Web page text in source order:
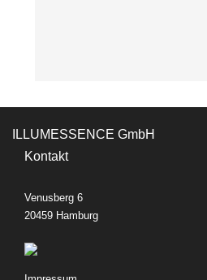
ILLUMESSENCE GmbH
Kontakt
Venusberg 6
20459 Hamburg